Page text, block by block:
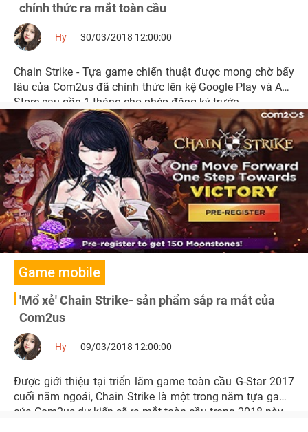
chính thức ra mắt toàn cầu
Hy 30/03/2018 12:00:00
Chain Strike - Tựa game chiến thuật được mong chờ bấy
lâu của Com2us đã chính thức lên kệ Google Play và App
Store sau gần 1 tháng cho phép đăng ký trước
Game mobile
'Mổ xẻ' Chain Strike- sản phẩm sắp ra mắt của
Com2us
Hy 09/03/2018 12:00:00
Được giới thiệu tại triển lãm game toàn cầu G-Star 2017
cuối năm ngoái, Chain Strike là một trong năm tựa game
của Com2us dự kiến sẽ ra mắt toàn cầu trong 2018 này.